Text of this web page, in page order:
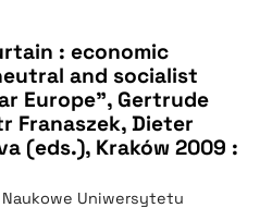
: economic
and socialist
Europe", Gertrude
Franaszek, Dieter
(eds.), Kraków 2009 :
Uniwersytetu